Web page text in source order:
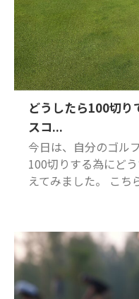
どうしたら100切り
スコ...
今日は、自分のゴル
100切りする為にど
えてみました。 こち